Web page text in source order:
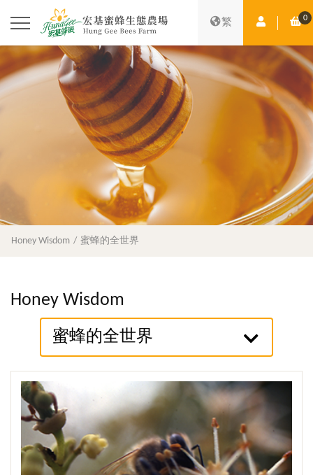
繁 Member 0
Honey Wisdom 蜜蜂的全世界
Honey Wisdom
蜜蜂的全世界
More